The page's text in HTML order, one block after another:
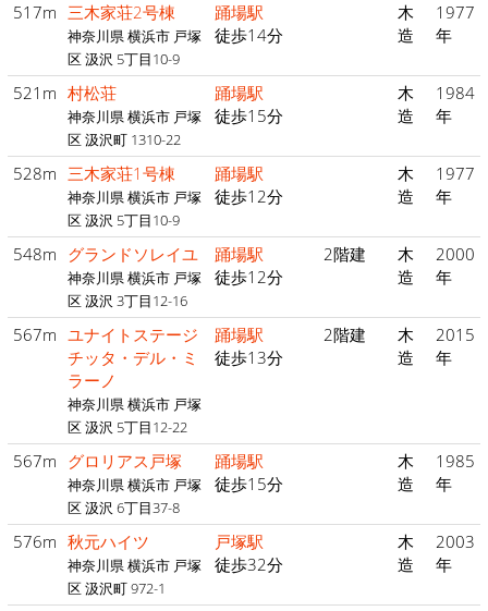
517m 三木家荘2号棟
神奈川県 横浜市 戸塚
区 汲沢 5丁目10-9
踊場駅
徒歩14分
木
造
1977
年
521m 村松荘
神奈川県 横浜市 戸塚
区 汲沢町 1310-22
踊場駅
徒歩15分
木
造
1984
年
528m 三木家荘1号棟
神奈川県 横浜市 戸塚
区 汲沢 5丁目10-9
踊場駅
徒歩12分
木
造
1977
年
548m グランドソレイユ
神奈川県 横浜市 戸塚
区 汲沢 3丁目12-16
踊場駅
徒歩12分
2階建
木
造
2000
年
567m ユナイトステージ
チッタ・デル・ミ
ラーノ
神奈川県 横浜市 戸塚
区 汲沢 5丁目12-22
踊場駅
徒歩13分
2階建
木
造
2015
年
567m グロリアス戸塚
神奈川県 横浜市 戸塚
区 汲沢 6丁目37-8
踊場駅
徒歩15分
木
造
1985
年
576m 秋元ハイツ
神奈川県 横浜市 戸塚
区 汲沢町 972-1
戸塚駅
徒歩32分
木
造
2003
年